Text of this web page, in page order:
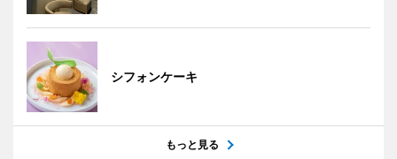
シフォンケーキ
もっと見る